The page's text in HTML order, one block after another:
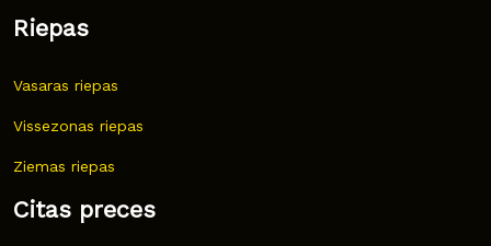
Riepas
Vasaras riepas
Vissezonas riepas
Ziemas riepas
Citas preces